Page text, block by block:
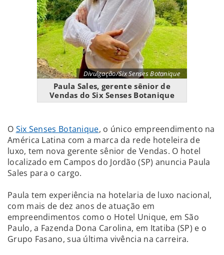
Divulgação/Six Senses Botanique
Paula Sales, gerente sênior de
Vendas do Six Senses Botanique
O Six Senses Botanique, o único empreendimento na
América Latina com a marca da rede hoteleira de
luxo, tem nova gerente sênior de Vendas. O hotel
localizado em Campos do Jordão (SP) anuncia Paula
Sales para o cargo.
Paula tem experiência na hotelaria de luxo nacional,
com mais de dez anos de atuação em
empreendimentos como o Hotel Unique, em São
Paulo, a Fazenda Dona Carolina, em Itatiba (SP) e o
Grupo Fasano, sua última vivência na carreira.